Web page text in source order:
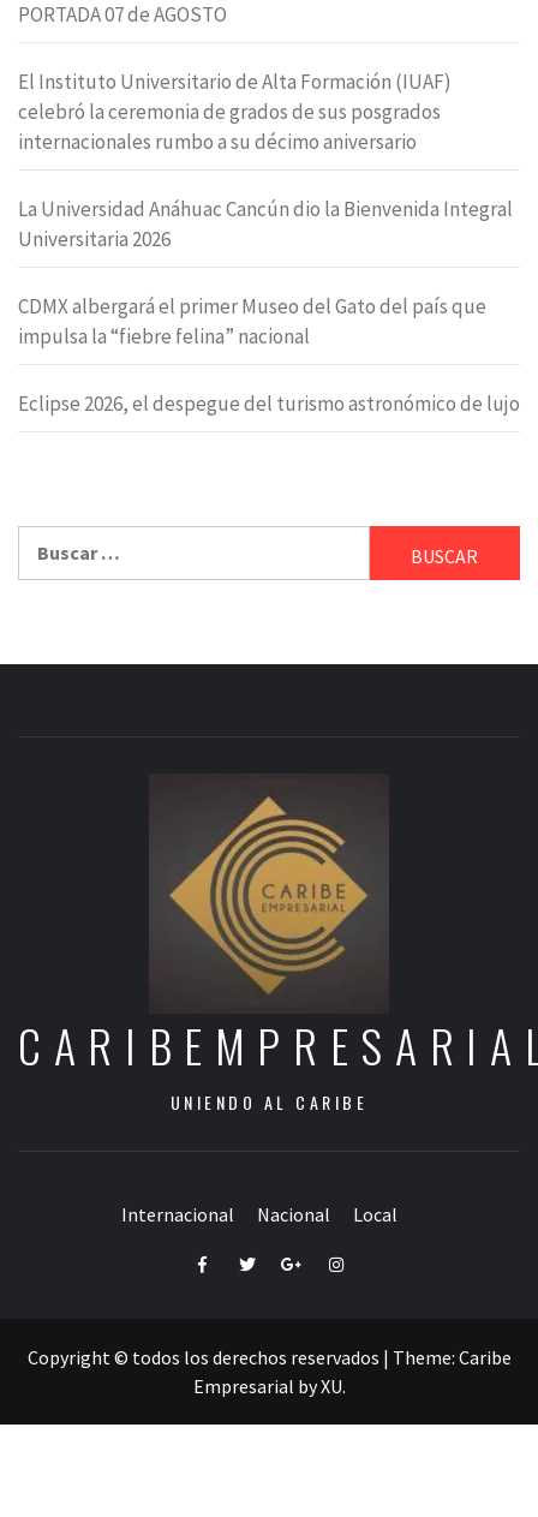
PORTADA 07 de AGOSTO
El Instituto Universitario de Alta Formación (IUAF)
celebró la ceremonia de grados de sus posgrados
internacionales rumbo a su décimo aniversario
La Universidad Anáhuac Cancún dio la Bienvenida Integral
Universitaria 2026
CDMX albergará el primer Museo del Gato del país que
impulsa la “fiebre felina” nacional
Eclipse 2026, el despegue del turismo astronómico de lujo
UNIENDO AL CARIBE
Internacional Nacional Local
FacebookTwitterGoogle+Instagram
Copyright © todos los derechos reservados | Theme: Caribe
Empresarial byXU.